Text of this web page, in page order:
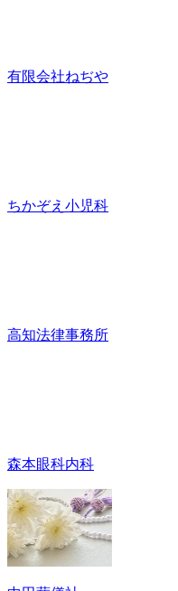
有限会社ねぢや
ちかぞえ小児科
高知法律事務所
森本眼科内科